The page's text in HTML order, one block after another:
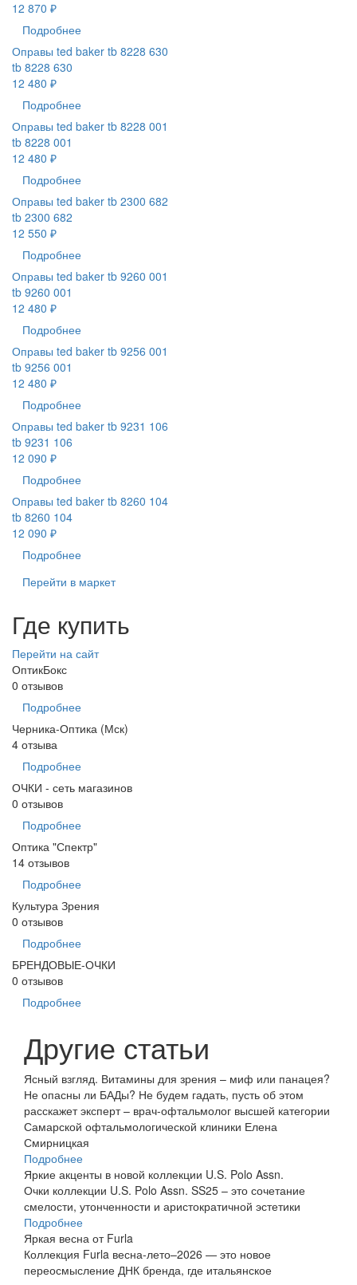
12 870 ₽
Подробнее
Оправы ted baker tb 8228 630
tb 8228 630
12 480 ₽
Подробнее
Оправы ted baker tb 8228 001
tb 8228 001
12 480 ₽
Подробнее
Оправы ted baker tb 2300 682
tb 2300 682
12 550 ₽
Подробнее
Оправы ted baker tb 9260 001
tb 9260 001
12 480 ₽
Подробнее
Оправы ted baker tb 9256 001
tb 9256 001
12 480 ₽
Подробнее
Оправы ted baker tb 9231 106
tb 9231 106
12 090 ₽
Подробнее
Оправы ted baker tb 8260 104
tb 8260 104
12 090 ₽
Подробнее
Перейти в маркет
Где купить
Перейти на сайт
ОптикБокс
0 отзывов
Подробнее
Черника-Оптика (Мск)
4 отзыва
Подробнее
ОЧКИ - сеть магазинов
0 отзывов
Подробнее
Оптика "Спектр"
14 отзывов
Подробнее
Культура Зрения
0 отзывов
Подробнее
БРЕНДОВЫЕ-ОЧКИ
0 отзывов
Подробнее
Другие статьи
Ясный взгляд. Витамины для зрения – миф или панацея?
Не опасны ли БАДы? Не будем гадать, пусть об этом
расскажет эксперт – врач-офтальмолог высшей категории
Самарской офтальмологической клиники Елена
Смирницкая
Подробнее
Яркие акценты в новой коллекции U.S. Polo Assn.
Очки коллекции U.S. Polo Assn. SS25 – это сочетание
смелости, утонченности и аристократичной эстетики
Подробнее
Яркая весна от Furla
Коллекция Furla весна-лето–2026 — это новое
переосмысление ДНК бренда, где итальянское